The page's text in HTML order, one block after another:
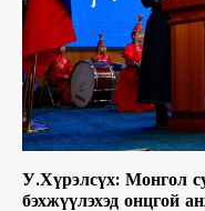
У.Хүрэлсүх: Монгол
бэхжүүлэхэд онцгой